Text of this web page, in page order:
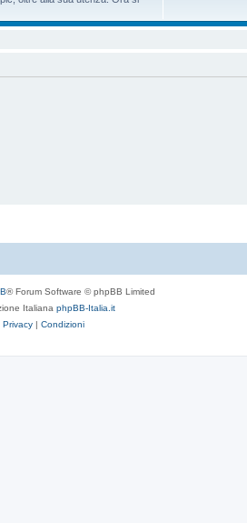
® Forum Software © phpBB Limited
Italiana phpBB-Italia.it
Privacy | Condizioni